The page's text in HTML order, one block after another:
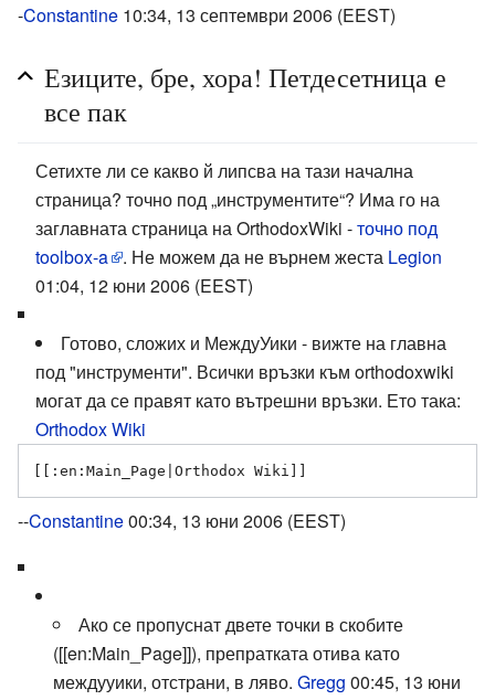
-Constantine 10:34, 13 септември 2006 (EEST)
Езиците, бре, хора! Петдесетница е
все пак
Сетихте ли се какво й липсва на тази начална
страница? точно под „инструментите“? Има го на
заглавната страница на OrthodoxWiki -точно под
toolbox-a
. Не можем да не върнем жеста Legion
01:04, 12 юни 2006 (EEST)
Готово, сложих и МеждуУики - вижте на главна
под "инструменти". Всички връзки към orthodoxwiki
могат да се правят като вътрешни връзки. Ето така:
Orthodox Wiki
--Constantine00:34, 13 юни 2006 (EEST)
Ако се пропуснат двете точки в скобите
([[en:Main_Page]]), препратката отива като
междууики, отстрани, в ляво. Gregg 00:45, 13 юни